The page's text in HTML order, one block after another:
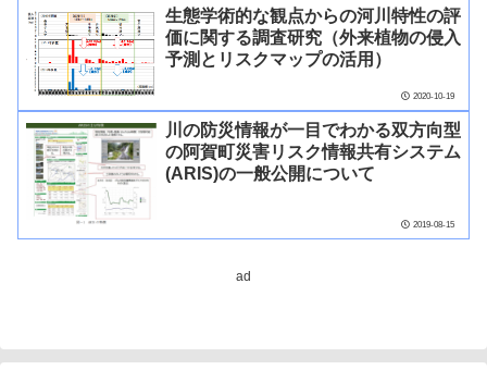
生態学術的な観点からの河川特性の評
価に関する調査研究（外来植物の侵入
予測とリスクマップの活用）
2020-10-19
川の防災情報が一目でわかる双方向型
の阿賀町災害リスク情報共有システム
(ARIS)の一般公開について
2019-08-15
ad